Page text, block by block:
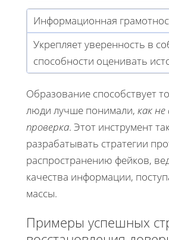
Информационная
Укрепляет уверенность в
способности оценивать
Образование способствует
люди лучше понимали, как
проверка. Этот инструмент
разрабатывать стратегии
распространению фейков,
качества информации,
массы.
Примеры успешных